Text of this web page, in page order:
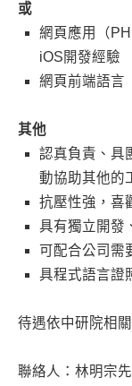
或
網頁應用（
iOS開發經驗
網頁前端語言
其他
認真負責、具
動協助其他的
抗壓性強，喜
具有獨立開發
可配合公司需
具程式語言證
待遇依中研院相
聯絡人：林明宗